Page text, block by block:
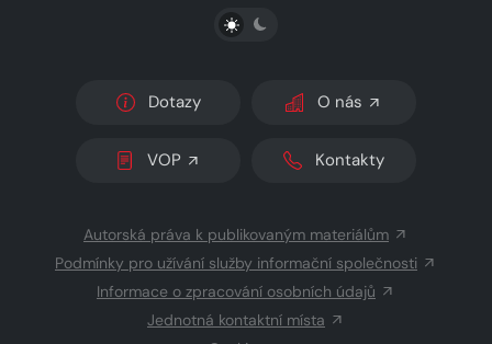
PŘEPNOUT SVĚTLÝ/TMAVÝ REŽIM
Dotazy O nás
VOP Kontakty
Autorská práva k publikovaným materiálům
Podmínky pro užívání služby informační společnosti
Informace o zpracování osobních údajů
Jednotná kontaktní místa